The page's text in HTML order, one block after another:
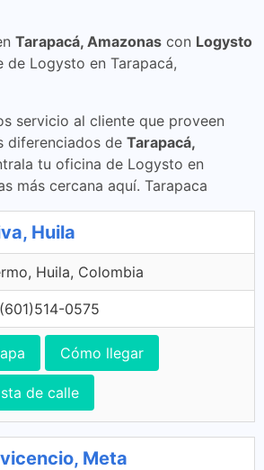
Tarapacá, Amazonas con Logysto
Logysto en Tarapacá,
servicio al cliente que proveen
diferenciados de Tarapacá,
tu oficina de Logysto en
más cercana aquí. Tarapaca
Huila
Huila, Colombia
0575
Cómo llegar
de calle
Meta